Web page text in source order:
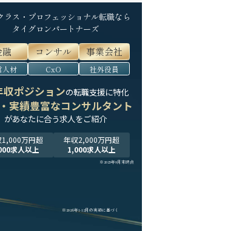
ラス・プロフェッショナル転職なら
タイグロンパートナーズ
融 コンサル 事業会社
人材 CxO 社外役員
収ポジションの転職支援に特化
実績豊富なコンサルタント
があなたに合う求人をご紹介
1,000万円超
求人以上
年収2,000万円超
1,000求人以上
※2025年9月末時点
※2024年1-12月の実績に基づく